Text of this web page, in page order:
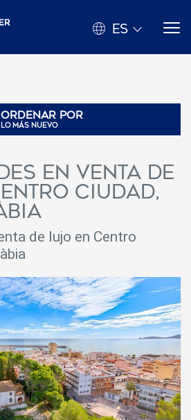
ES
Ordenar por
lo más nuevo
ciudad,
de lujo en Centro